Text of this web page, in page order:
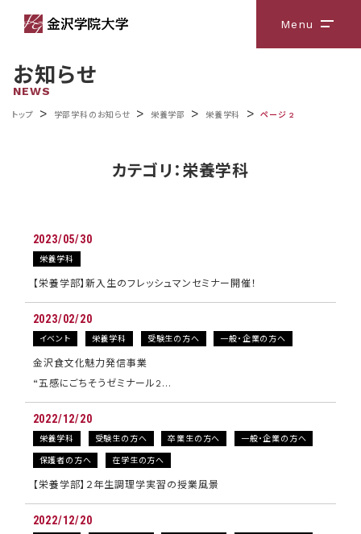
Menu メニ
お知らせ
NEWS
トップ > 学部学科のお知らせ > 栄養学部 > 栄養学科 > ページ 2
カテゴリ：栄養学科
2023/05/30
栄養学科
【栄養学部】新入生のフレッシュマンセミナー開催！
2023/02/20
イベント 栄養学科 受験生の方へ 一般・企業の方へ
金沢食文化魅力発信事業
“五感にごちそうゼミナール2…
2022/12/20
栄養学科 受験生の方へ 卒業生の方へ 一般・企業の方へ
保護者の方へ 在学生の方へ
【栄養学部】２年生調理学実習の授業風景
2022/12/20